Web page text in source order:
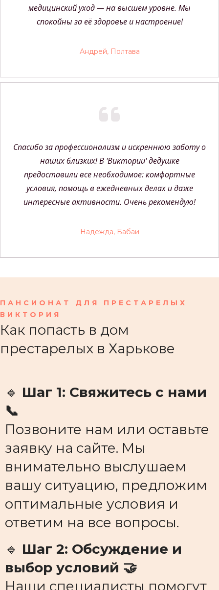
медицинский уход — на высшем уровне. Мы
спокойны за её здоровье и настроение!
Андрей, Полтава
Спасибо за профессионализм и искреннюю заботу о
наших близких! В 'Виктории' дедушке
предоставили все необходимое: комфортные
условия, помощь в ежедневных делах и даже
интересные активности. Очень рекомендую!
Надежда, Бабаи
ПАНСИОНАТ ДЛЯ ПРЕСТАРЕЛЫХ
ВИКТОРИЯ
Как попасть в дом
престарелых в Харькове
🔹 Шаг 1: Свяжитесь с нами
📞
Позвоните нам или оставьте
заявку на сайте. Мы
внимательно выслушаем
вашу ситуацию, предложим
оптимальные условия и
ответим на все вопросы.
🔹 Шаг 2: Обсуждение и
выбор условий 🤝
Наши специалисты помогут